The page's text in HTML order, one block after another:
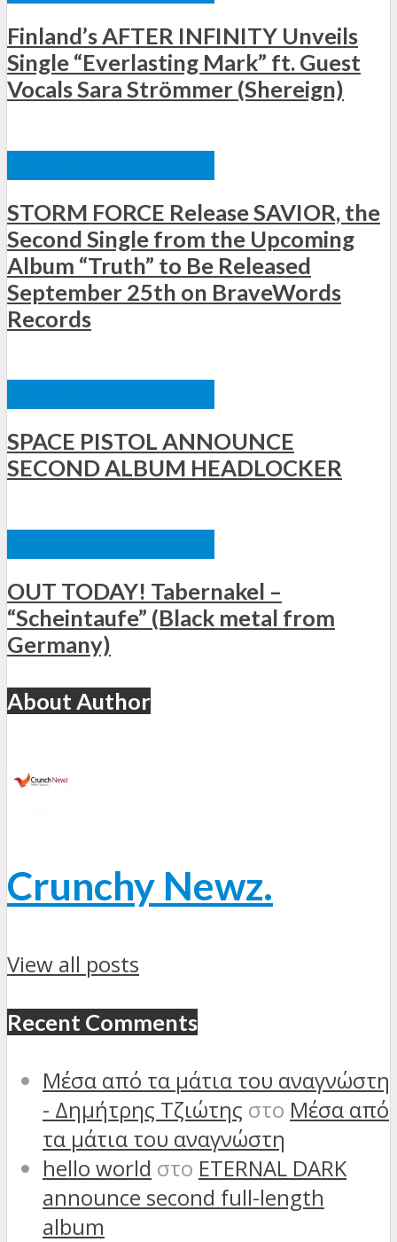
Finland’s AFTER INFINITY Unveils
Single “Everlasting Mark” ft. Guest
Vocals Sara Strömmer (Shereign)
STORM FORCE Release SAVIOR, the
Second Single from the Upcoming
Album “Truth” to Be Released
September 25th on BraveWords
Records
SPACE PISTOL ANNOUNCE
SECOND ALBUM HEADLOCKER
OUT TODAY! Tabernakel –
“Scheintaufe” (Black metal from
Germany)
About Author
Crunchy Newz.
View all posts
Recent Comments
Μέσα από τα μάτια του αναγνώστη
- Δημήτρης Τζιώτης στο Μέσα από
τα μάτια του αναγνώστη
hello world στο ETERNAL DARK
announce second full-length
album